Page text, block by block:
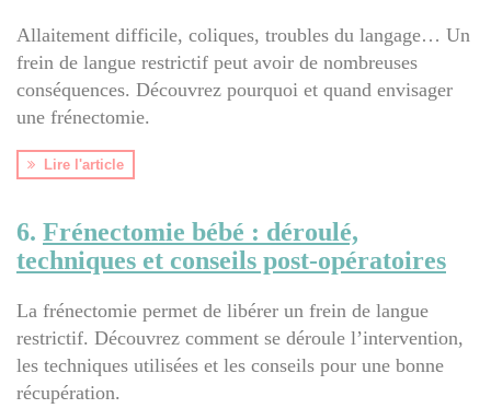
Allaitement difficile, coliques, troubles du langage… Un
frein de langue restrictif peut avoir de nombreuses
conséquences. Découvrez pourquoi et quand envisager
une frénectomie.
Lire l'article
6. Frénectomie bébé : déroulé,
techniques et conseils post-opératoires
La frénectomie permet de libérer un frein de langue
restrictif. Découvrez comment se déroule l’intervention,
les techniques utilisées et les conseils pour une bonne
récupération.